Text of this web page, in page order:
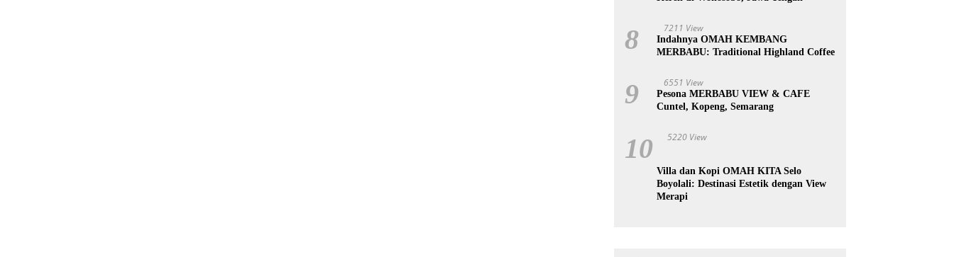
8 7211 View
Indahnya OMAH KEMBANG
MERBABU: Traditional Highland Coffee
9 6551 View
Pesona MERBABU VIEW & CAFE
Cuntel, Kopeng, Semarang
10 5220 View
Villa dan Kopi OMAH KITA Selo
Boyolali: Destinasi Estetik dengan View
Merapi